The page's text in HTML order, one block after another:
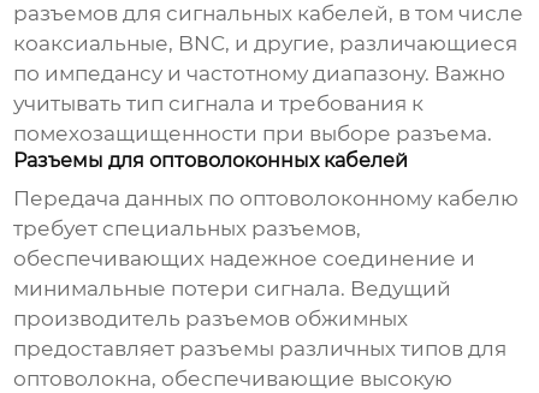
разъемов для сигнальных кабелей, в том числе
коаксиальные, BNC, и другие, различающиеся
по импедансу и частотному диапазону. Важно
учитывать тип сигнала и требования к
помехозащищенности при выборе разъема.
Разъемы для оптоволоконных кабелей
Передача данных по оптоволоконному кабелю
требует специальных разъемов,
обеспечивающих надежное соединение и
минимальные потери сигнала. Ведущий
производитель разъемов обжимных
предоставляет разъемы различных типов для
оптоволокна, обеспечивающие высокую